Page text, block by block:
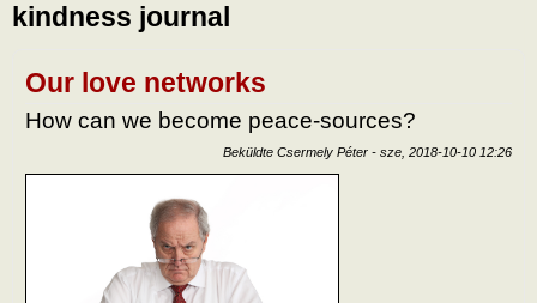
kindness journal
Our love networks
How can we become peace-sources?
Beküldte Csermely Péter - sze, 2018-10-10 12:26